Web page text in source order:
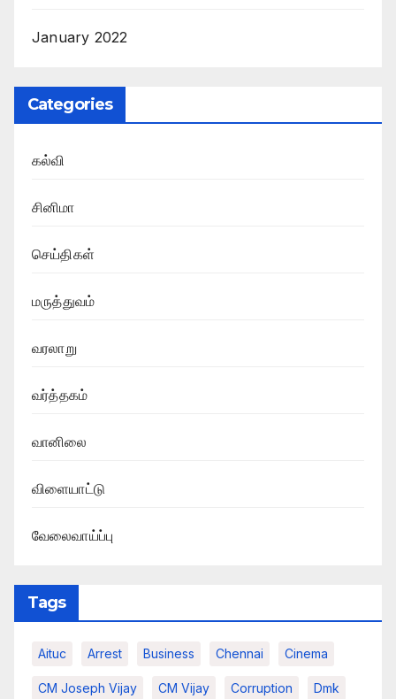
January 2022
Categories
கல்வி
சினிமா
செய்திகள்
மருத்துவம்
வரலாறு
வர்த்தகம்
வானிலை
விளையாட்டு
வேலைவாய்ப்பு
Tags
Aituc Arrest Business Chennai Cinema
CM Joseph Vijay CM Vijay Corruption Dmk